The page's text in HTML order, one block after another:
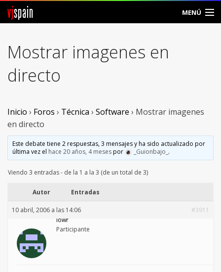
vjspain MENÚ
Foros
Noticias
Vjspain
Ayuda
Contacto
Entrar
Mostrar imagenes en
directo
Inicio › Foros › Técnica › Software › Mostrar imagenes
en directo
Este debate tiene 2 respuestas, 3 mensajes y ha sido actualizado por
última vez el hace 20 años, 4 mesespor _Guionbajo_ .
Viendo 3 entradas - de la 1 a la 3 (de un total de 3)
Autor Entradas
10 abril, 2006 a las 14:06
#3911
lowr
Participante